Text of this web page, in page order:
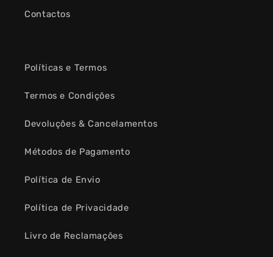
Contactos
Políticas e Termos
Termos e Condições
Devoluções & Cancelamentos
Métodos de Pagamento
Política de Envio
Política de Privacidade
Livro de Reclamações